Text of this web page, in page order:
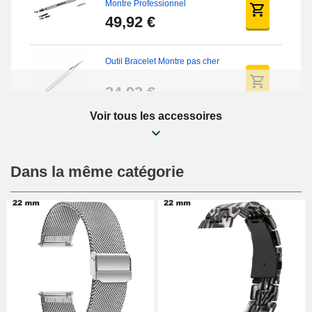
Montre Professionnel
49,92 €
Outil Bracelet Montre pas cher
34,92 €
Kit Réparation Montre Débutant
16,90 €
Pied à Coulisse Numérique
9,90 €
Pince à Poinçonner (pince trou)
57,42 €
Voir tous les accessoires
Dans la même catégorie